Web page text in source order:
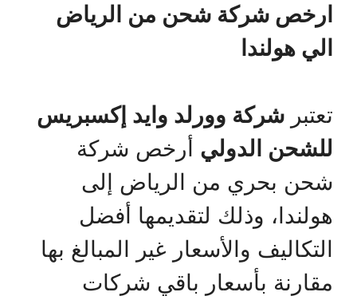
ارخص شركة شحن من الرياض
الي هولندا
تعتبر شركة وورلد وايد إكسبريس
للشحن الدولي أرخص شركة
شحن بحري من الرياض إلى
هولندا، وذلك لتقديمها أفضل
التكاليف والأسعار غير المبالغ بها
مقارنة بأسعار باقي شركات